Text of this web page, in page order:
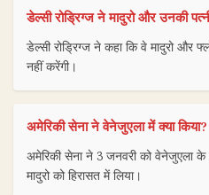
डेल्सी रोड्रिग्ज ने मादुरो और उनकी
डेल्सी रोड्रिग्ज ने कहा कि वे मादुरो और
नहीं करेंगी।
अमेरिकी सेना ने वेनेजुएला में क्या किया?
अमेरिकी सेना ने 3 जनवरी को वेनेजुएला
मादुरो को हिरासत में लिया।